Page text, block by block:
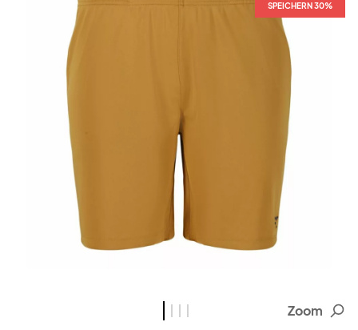
SPEICHERN 30%
SPEICHERN 30%
SPEICHERN 30%
SPEICHERN 30%
Zoom